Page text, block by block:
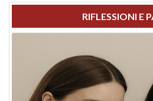
RIFLESSIONI E